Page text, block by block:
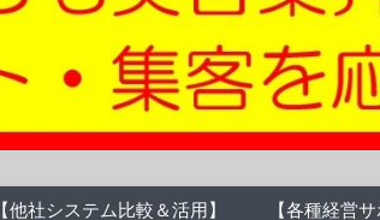
【他社システム比較＆活用】 【各種経営